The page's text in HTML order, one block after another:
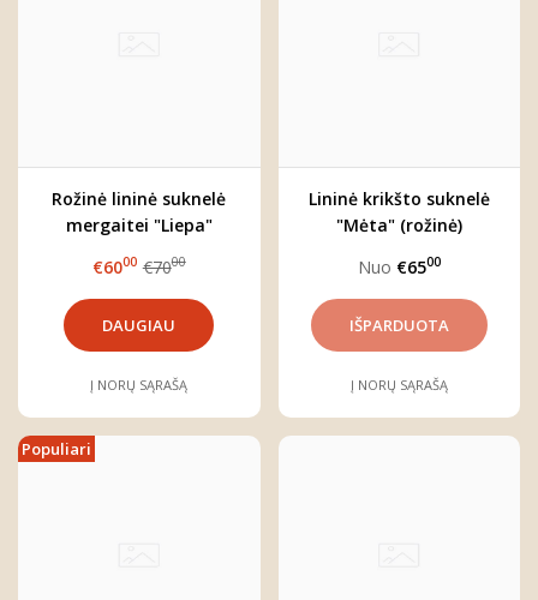
Rožinė lininė suknelė
mergaitei "Liepa"
€6000 €7000
DAUGIAU
Į NORŲ SĄRAŠĄ
Lininė krikšto suknelė
"Mėta" (rožinė)
Nuo €6500
Į NORŲ SĄRAŠĄ
Populiari